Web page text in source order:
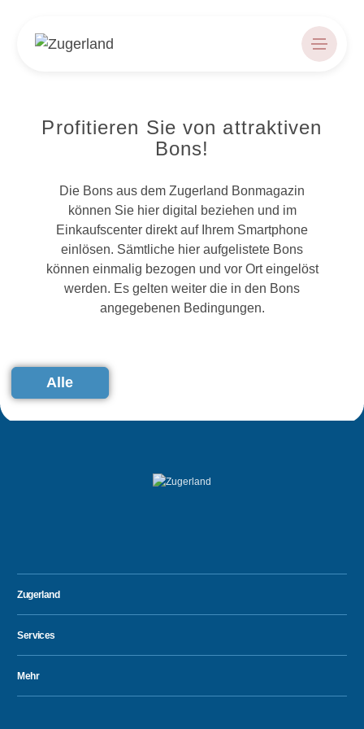
Profitieren Sie von attraktiven
Bons!
Die Bons aus dem Zugerland Bonmagazin
können Sie hier digital beziehen und im
Einkaufscenter direkt auf Ihrem Smartphone
einlösen. Sämtliche hier aufgelistete Bons
können einmalig bezogen und vor Ort eingelöst
werden. Es gelten weiter die in den Bons
angegebenen Bedingungen.
Alle
Zugerland
Services
Mehr